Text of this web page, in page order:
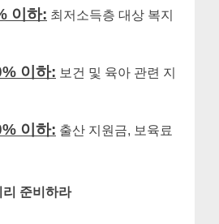
이하: 최저소득층 대상 복지
이하: 보건 및 육아 관련 지
이하: 출산 지원금, 보육료
준비하라